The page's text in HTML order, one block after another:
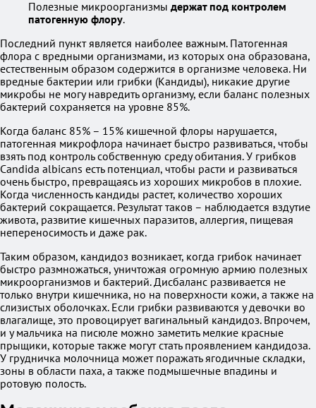
Полезные микроорганизмы держат под контролем
патогенную флору.
Последний пункт является наиболее важным. Патогенная
флора с вредными организмами, из которых она образована,
естественным образом содержится в организме человека. Ни
вредные бактерии или грибки (Кандиды), никакие другие
микробы не могу навредить организму, если баланс полезных
бактерий сохраняется на уровне 85%.
Когда баланс 85% – 15% кишечной флоры нарушается,
патогенная микрофлора начинает быстро развиваться, чтобы
взять под контроль собственную среду обитания. У грибков
Candida albicans есть потенциал, чтобы расти и развиваться
очень быстро, превращаясь из хороших микробов в плохие.
Когда численность кандиды растет, количество хороших
бактерий сокращается. Результат таков – наблюдается вздутие
живота, развитие кишечных паразитов, аллергия, пищевая
непереносимость и даже рак.
Таким образом, кандидоз возникает, когда грибок начинает
быстро размножаться, уничтожая огромную армию полезных
микроорганизмов и бактерий. Дисбаланс развивается не
только внутри кишечника, но на поверхности кожи, а также на
слизистых оболочках. Если грибки развиваются у девочки во
влагалище, это провоцирует вагинальный кандидоз. Впрочем,
и у мальчика на писюле можно заметить мелкие красные
прыщики, которые также могут стать проявлением кандидоза.
У грудничка молочница может поражать ягодичные складки,
зоны в области паха, а также подмышечные впадины и
ротовую полость.